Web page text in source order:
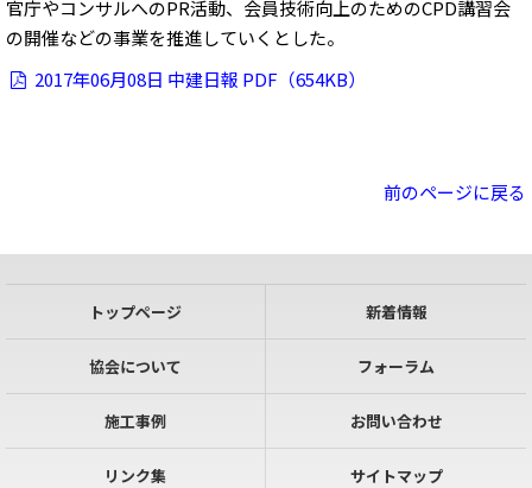
官庁やコンサルへのPR活動、会員技術向上のためのCPD講習会
の開催などの事業を推進していくとした。
2017年06月08日 中建日報 PDF（654KB）
前のページに戻る
トップページ 新着情報
協会について フォーラム
施工事例 お問い合わせ
リンク集 サイトマップ